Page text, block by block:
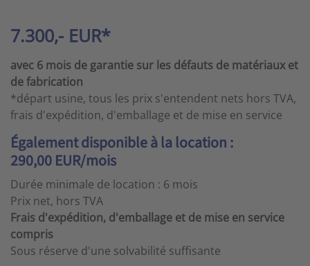
7.300,- EUR*
avec 6 mois de garantie sur les défauts de matériaux et
de fabrication
*départ usine, tous les prix s'entendent nets hors TVA,
frais d'expédition, d'emballage et de mise en service
Également disponible à la location :
290,00 EUR/mois
Durée minimale de location : 6 mois
Prix net, hors TVA
Frais d'expédition, d'emballage et de mise en service
compris
Sous réserve d'une solvabilité suffisante